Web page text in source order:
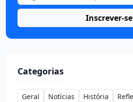
Inscrever-se
Categorias
Geral Notícias História